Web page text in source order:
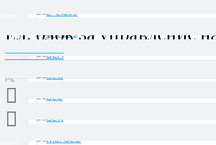
Ел. блок за управление